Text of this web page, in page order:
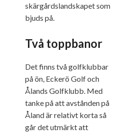
skärgårdslandskapet som
bjuds på.
Två toppbanor
Det finns två golfklubbar
på ön, Eckerö Golf och
Ålands Golfklubb. Med
tanke på att avstånden på
Åland är relativt korta så
går det utmärkt att